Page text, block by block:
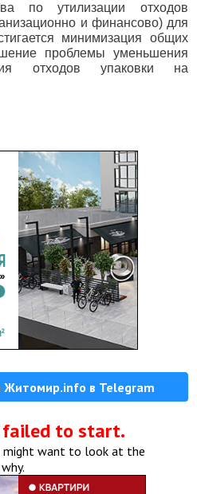
по утилизации отходов
и финансово) для
минимизация общих
проблемы уменьшения
отходов упаковки на
Житомир.info в Telegram
failed to start.
might want to look at the